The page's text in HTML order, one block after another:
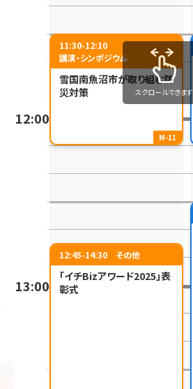
12:00
13:00
11:30-12:10
講演・シンポジウム
雪国南魚沼市が取り組む防
災対策
M-11
12:45-14:30 その他
「イチBizアワード2025」表
彰式
スクロールできます